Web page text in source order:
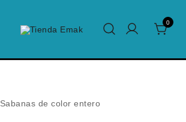
0
Sabanas de color entero